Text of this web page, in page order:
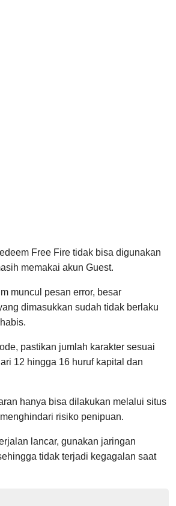
Free Fire tidak bisa digunakan
memakai akun Guest.
muncul pesan error, besar
dimasukkan sudah tidak berlaku
pastikan jumlah karakter sesuai
12 hingga 16 huruf kapital dan
hanya bisa dilakukan melalui situs
risiko penipuan.
lancar, gunakan jaringan
tidak terjadi kegagalan saat